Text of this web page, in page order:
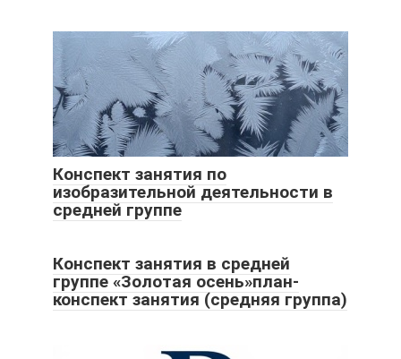
Конспект занятия по
изобразительной деятельности в
средней группе
Конспект занятия в средней
группе «Золотая осень»план-
конспект занятия (средняя группа)